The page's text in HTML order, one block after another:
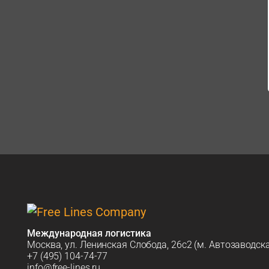
Международная логистика
Москва, ул. Ленинская Слобода, 26с2 (м.
+7 (495) 104-74-77